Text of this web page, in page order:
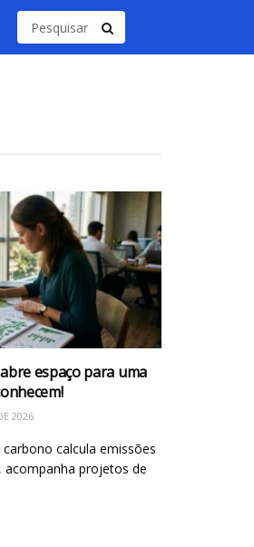
espaço para uma
2026
calcula emissões
projetos de